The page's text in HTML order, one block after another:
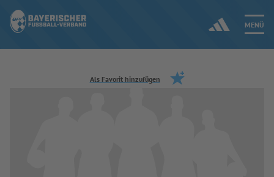
MENÜ
Jetzt einloggen
Als Favorit hinzufügen